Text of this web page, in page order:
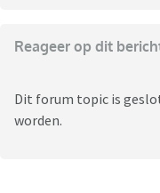
Reageer op dit
Dit forum topic is
worden.